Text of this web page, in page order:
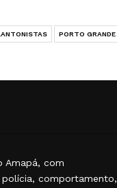
PORTO GRANDE
Amapá, com
comportamento,